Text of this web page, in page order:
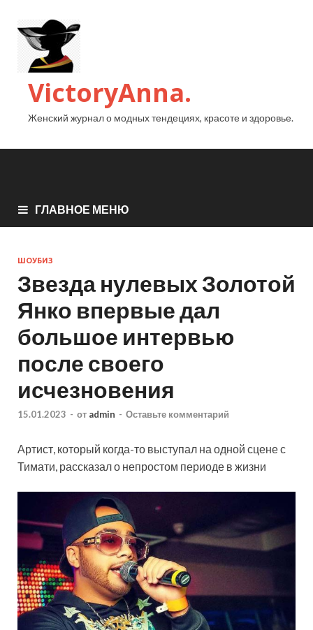
VictoryAnna.
Женский журнал о модных тендециях, красоте и здоровье.
ГЛАВНОЕ МЕНЮ
ШОУБИЗ
Звезда нулевых Золотой
Янко впервые дал
большое интервью
после своего
исчезновения
15.01.2023 - от admin - Оставьте комментарий
Артист, который когда-то выступал на одной сцене с
Тимати, рассказал о непростом периоде в жизни